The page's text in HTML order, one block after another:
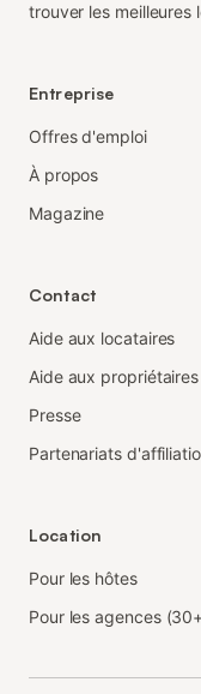
trouver les meilleures
Entreprise
Offres d'emploi
À propos
Magazine
Contact
Aide aux locataires
Aide aux propriétaires
Presse
Partenariats
Location
Pour les hôtes
Pour les agences